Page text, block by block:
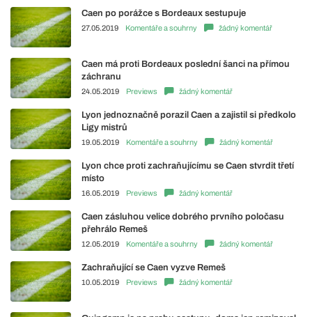
Caen po porážce s Bordeaux sestupuje
27.05.2019 Komentáře a souhrny žádný komentář
Caen má proti Bordeaux poslední šanci na přímou
záchranu
24.05.2019 Previews žádný komentář
Lyon jednoznačně porazil Caen a zajistil si předkolo
Ligy mistrů
19.05.2019 Komentáře a souhrny žádný komentář
Lyon chce proti zachraňujícímu se Caen stvrdit třetí
místo
16.05.2019 Previews žádný komentář
Caen zásluhou velice dobrého prvního poločasu
přehrálo Remeš
12.05.2019 Komentáře a souhrny žádný komentář
Zachraňující se Caen vyzve Remeš
10.05.2019 Previews žádný komentář